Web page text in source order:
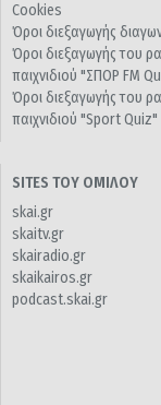
Cookies
Όροι διεξαγωγής
Όροι διεξαγωγής του
παιχνιδιού "ΣΠΟΡ FM
Όροι διεξαγωγής του
παιχνιδιού "Sport Quiz"
SITES ΤΟΥ ΟΜΙΛΟΥ
skai.gr
skaitv.gr
skairadio.gr
skaikairos.gr
podcast.skai.gr